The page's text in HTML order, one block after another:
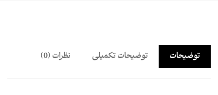
توضیحات توضیحات تکمیلی نظرات (0)